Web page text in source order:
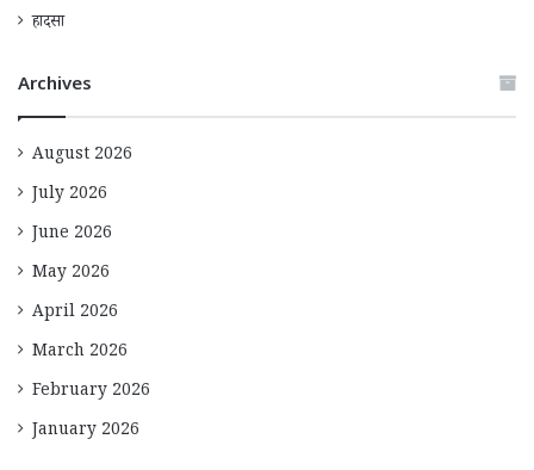
हादसा
Archives
August 2026
July 2026
June 2026
May 2026
April 2026
March 2026
February 2026
January 2026